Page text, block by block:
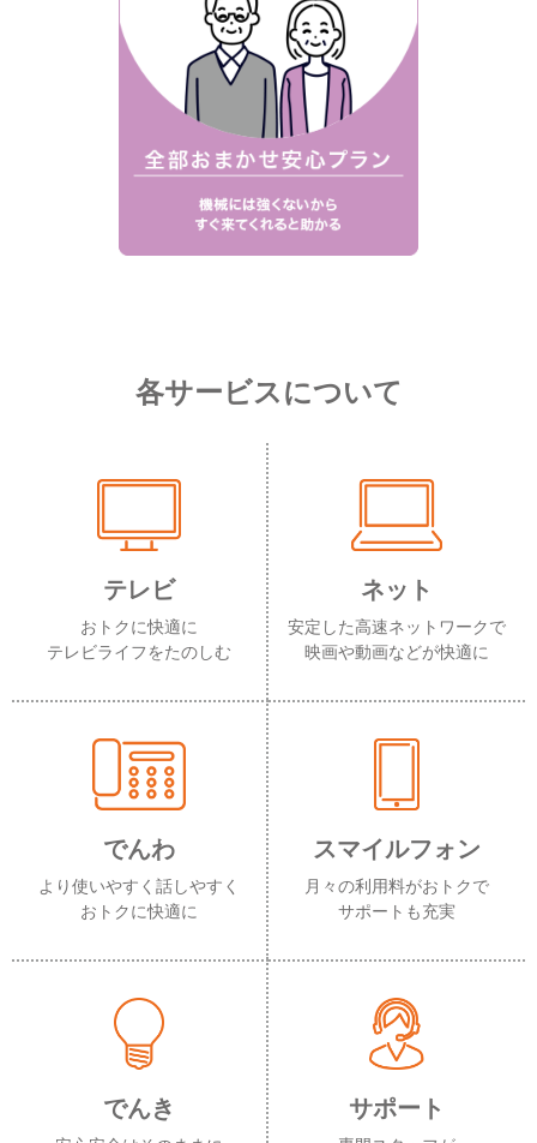
各サービスについて
テレビ
おトクに快適に
テレビライフをたのしむ
ネット
安定した高速ネットワークで
映画や動画などが快適に
でんわ
より使いやすく話しやすく
おトクに快適に
スマイルフォン
月々の利用料がおトクで
サポートも充実
でんき サポート